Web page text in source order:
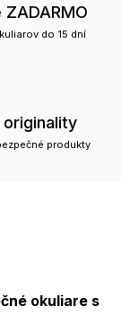
do 15 dní
originality
produkty
okuliare s